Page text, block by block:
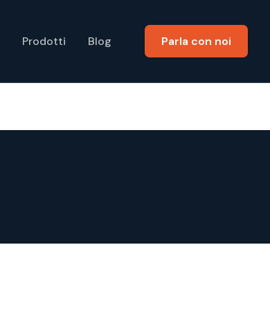
Prodotti Blog Parla con noi